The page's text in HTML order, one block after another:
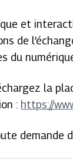
et
de
du
la
: https://
demande